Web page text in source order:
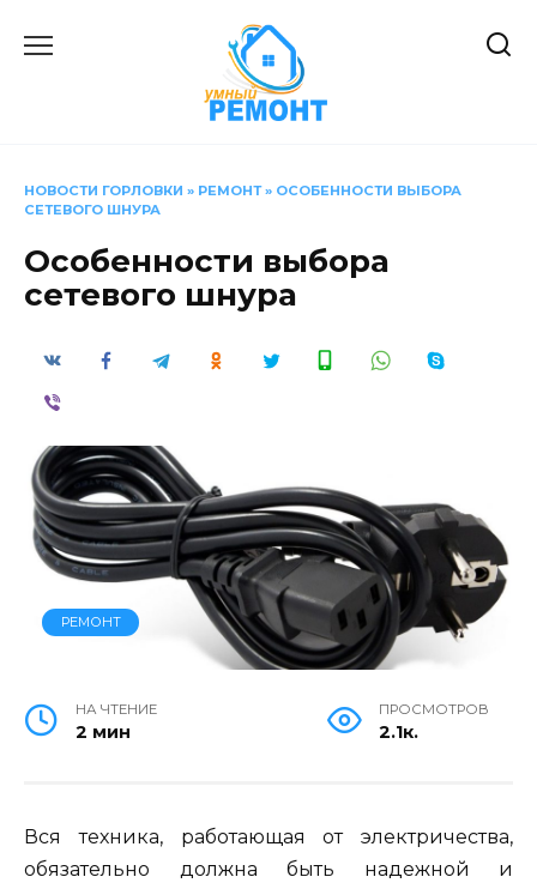
НОВОСТИ ГОРЛОВКИ » РЕМОНТ» ОСОБЕННОСТИ ВЫБОРА
СЕТЕВОГО ШНУРА
Особенности выбора
сетевого шнура
РЕМОНТ
НА ЧТЕНИЕ
2 мин
ПРОСМОТРОВ
2.1к.
Вся техника, работающая от электричества,
обязательно должна быть надежной и